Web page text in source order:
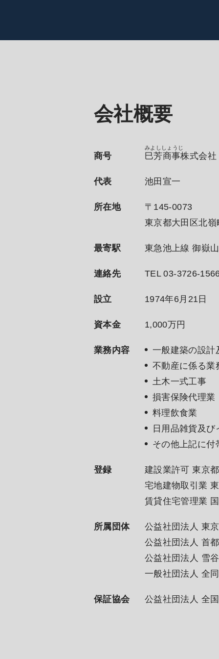
会社概要
商号 巳芳商事株式会社
みよししょうじ
代表 池田宣一
所在地
〒145-0073
東京都大田区北嶺
最寄駅 東急池上線 御嶽
連絡先 TEL03-3726-
設立 1974年6月21日
資本金 1,000万円
業務内容
一般建築の設計
不動産に係る業
土木一式工事
損害保険代理業
料理飲食業
日用品雑貨及
その他上記に付
登録
建設業許可 東京
宅地建物取引業
賃貸住宅管理業
所属団体
公益社団法人 東
公益社団法人 首
公益社団法人 雪
一般社団法人 全
保証協会 公益社団法人 全